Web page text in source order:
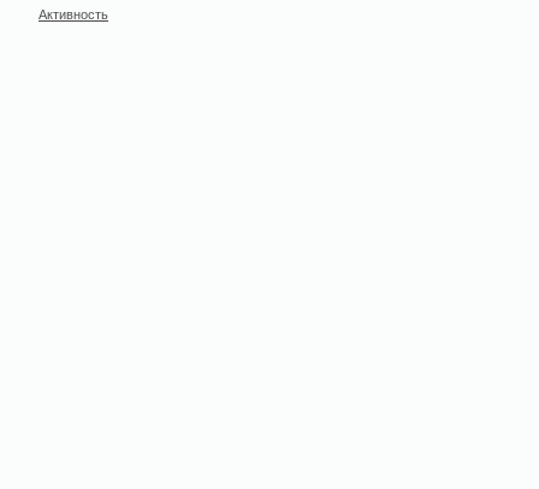
Активность